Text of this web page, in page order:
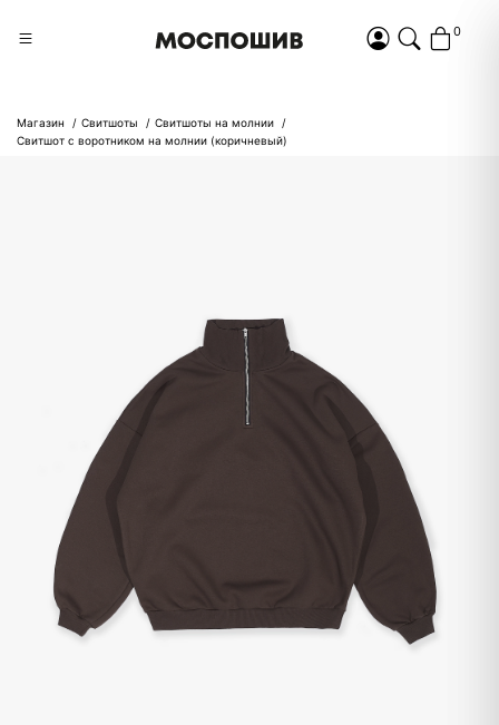
0
Магазин Свитшоты
Свитшоты на молнии
Свитшот с воротником на молнии (коричневый)